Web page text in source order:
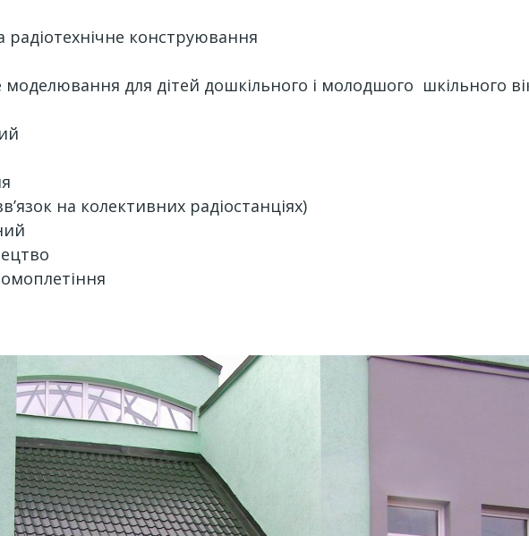
радіотехнічне конструювання
моделювання для дітей дошкільного і молодшого шкільного
на колективних радіостанціях)